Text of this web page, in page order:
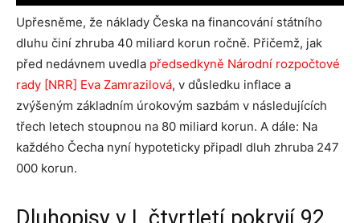
Upřesněme, že náklady Česka na financování státního
dluhu činí zhruba 40 miliard korun ročně. Přičemž, jak
před nedávnem uvedla předsedkyně Národní rozpočtové
rady [NRR] Eva Zamrazilová, v důsledku inflace a
zvýšeným základním úrokovým sazbám v následujících
třech letech stoupnou na 80 miliard korun. A dále: Na
každého Čecha nyní hypoteticky připadl dluh zhruba 247
000 korun.